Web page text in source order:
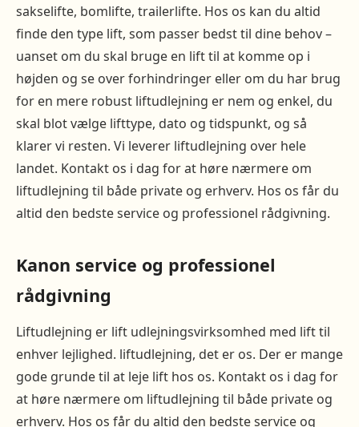
sakselifte, bomlifte, trailerlifte. Hos os kan du altid
finde den type lift, som passer bedst til dine behov –
uanset om du skal bruge en lift til at komme op i
højden og se over forhindringer eller om du har brug
for en mere robust liftudlejning er nem og enkel, du
skal blot vælge lifttype, dato og tidspunkt, og så
klarer vi resten. Vi leverer liftudlejning over hele
landet. Kontakt os i dag for at høre nærmere om
liftudlejning til både private og erhverv. Hos os får du
altid den bedste service og professionel rådgivning.
Kanon service og professionel
rådgivning
Liftudlejning er lift udlejningsvirksomhed med lift til
enhver lejlighed. liftudlejning, det er os. Der er mange
gode grunde til at leje lift hos os. Kontakt os i dag for
at høre nærmere om liftudlejning til både private og
erhverv. Hos os får du altid den bedste service og